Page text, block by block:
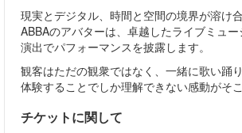
現実とデジタル、時間と空間の境界が溶け
ABBAのアバターは、卓越したライブミュ
演出でパフォーマンスを披露します。
観客はただの観衆ではなく、一緒に歌い踊
体験することでしか理解できない感動がそ
チケットに関して